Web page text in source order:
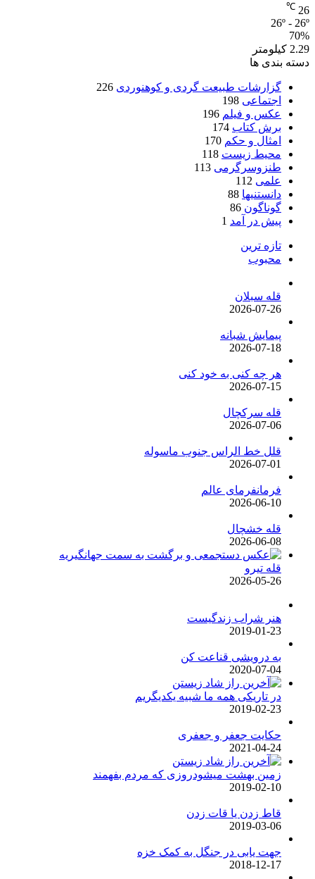
26
℃
26º - 26º
70%
2.29 کیلومتر
دسته بندی ها
گزارشات طبیعت گردی و کوهنوردی 226
اجتماعی 198
عکس و فیلم 196
برش کتاب 174
امثال و حکم 170
محیط زیست 118
طنزوسرگرمی 113
علمی 112
دانستنیها 88
گوناگون 86
پیش در آمد 1
تازه ترین
محبوب
قله سبلان
2026-07-26
پیمایش شبانه
2026-07-18
هر چه کنی به خود کنی
2026-07-15
قله سرکچال
2026-07-06
قلل خط الراس جنوب ماسوله
2026-07-01
فرمانفرمای عالم
2026-06-10
قله خشچال
2026-06-08
قله تیرو
2026-05-26
هنر شراب زندگیست
2019-01-23
به درویشی قناعت کن
2020-07-04
در تاریکی همه ما شبیه یکدیگریم
2019-02-23
حکایت جعفر و جعفری
2021-04-24
زمین بهشت میشودروزی که مردم بفهمند
2019-02-10
قاط زدن یا قات زدن
2019-03-06
جهت یابی در جنگل به کمک خزه
2018-12-17